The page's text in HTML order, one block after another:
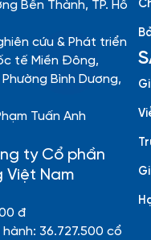
Bến Thành, TP. Hồ
cứu & Phát triển
tế Miền Đông,
Bình Dương,
Tuấn Anh
ty Cổ phần
Việt Nam
đ
36.727.500 cổ